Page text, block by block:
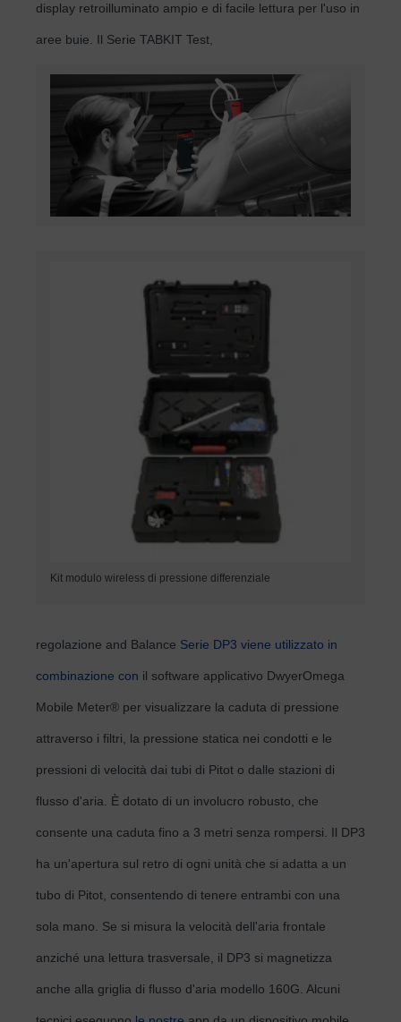
display retroilluminato ampio e di facile lettura per l'uso in
aree buie. Il Serie TABKIT Test,
Kit modulo wireless di pressione differenziale
regolazione and Balance Serie DP3 viene utilizzato in
combinazione con il software applicativo DwyerOmega
Mobile Meter® per visualizzare la caduta di pressione
attraverso i filtri, la pressione statica nei condotti e le
pressioni di velocità dai tubi di Pitot o dalle stazioni di
flusso d'aria. È dotato di un involucro robusto, che
consente una caduta fino a 3 metri senza rompersi. Il DP3
ha un'apertura sul retro di ogni unità che si adatta a un
tubo di Pitot, consentendo di tenere entrambi con una
sola mano. Se si misura la velocità dell'aria frontale
anziché una lettura trasversale, il DP3 si magnetizza
anche alla griglia di flusso d'aria modello 160G. Alcuni